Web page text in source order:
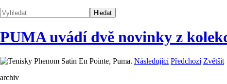
PUMA uvádí dvě novinky z
Následující Předchozí Zvětšit
archiv